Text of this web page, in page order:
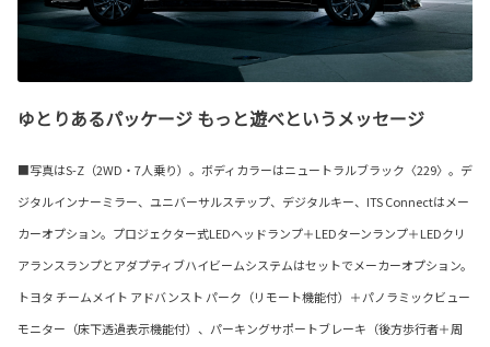
ゆとりあるパッケージ もっと遊べというメッセージ
■写真はS-Z（2WD・7人乗り）。ボディカラーはニュートラルブラック〈229〉。デ
ジタルインナーミラー、ユニバーサルステップ、デジタルキー、ITS Connectはメー
カーオプション。プロジェクター式LEDヘッドランプ＋LEDターンランプ＋LEDクリ
アランスランプとアダプティブハイビームシステムはセットでメーカーオプション。
トヨタ チームメイト アドバンスト パーク（リモート機能付）＋パノラミックビュー
モニター（床下透過表示機能付）、パーキングサポートブレーキ（後方歩行者＋周